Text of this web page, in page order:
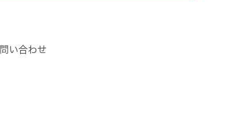
い合わせ